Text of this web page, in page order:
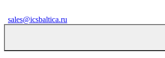
sales@icsbaltica.ru